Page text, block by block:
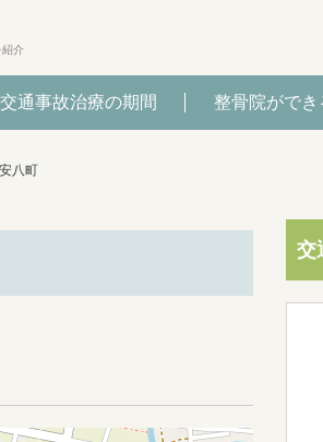
介
交通事故治療の期間 整骨院ができ
八町
交